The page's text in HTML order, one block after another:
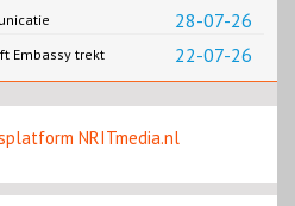
28-07-26
22-07-26
Embassy trekt
NRITmedia.nl